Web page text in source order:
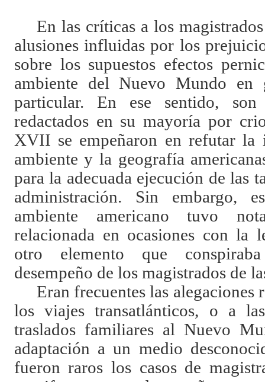
En las críticas a los
alusiones influidas por los
sobre los supuestos efectos
ambiente del Nuevo Mundo
particular. En ese sentido, son
redactados en su mayoría por
XVII se empeñaron en refutar la
ambiente y la geografía
para la adecuada ejecución de las
administración. Sin embargo,
ambiente americano tuvo
relacionada en ocasiones con la
otro elemento que
desempeño de los magistrados de
Eran frecuentes las alegaciones
los viajes transatlánticos, o a
traslados familiares al Nuevo
adaptación a un medio
fueron raros los casos de